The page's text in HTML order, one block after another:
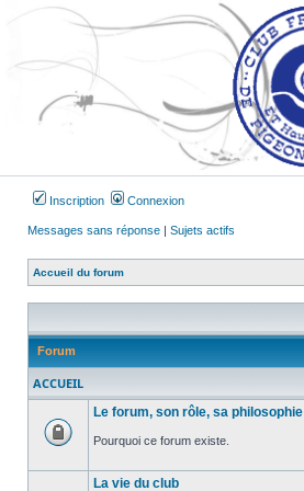
Inscription Connexion
Messages sans réponse | Sujets actifs
Accueil du forum
Forum
ACCUEIL
verrouillé
Le forum, son rôle, sa philosophie
Pourquoi ce forum existe.
La vie du club